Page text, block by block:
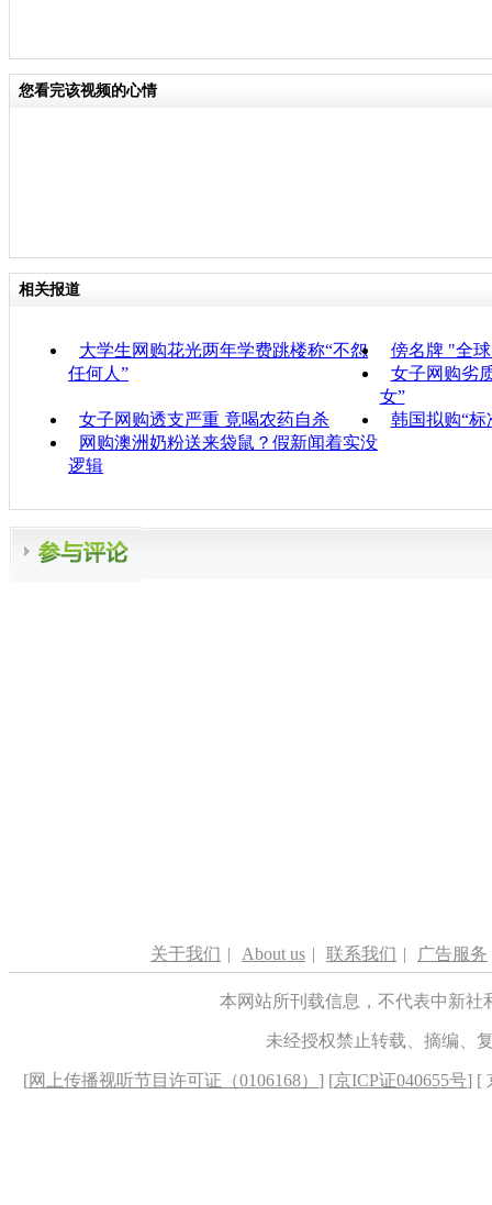
您看完该视频的心情
相关报道
大学生网购花光两年学费跳楼称“不怨
任何人”
傍名牌 "全
女子网购劣
女”
女子网购透支严重 竟喝农药自杀
韩国拟购“标
网购澳洲奶粉送来袋鼠？假新闻着实没
逻辑
关于我们 | About us | 联系我们 | 广告服务
本网站所刊载信息，不代表中新
未经授权禁止转载、摘编、
[网上传播视听节目许可证（0106168） ] [京ICP证040655号] [